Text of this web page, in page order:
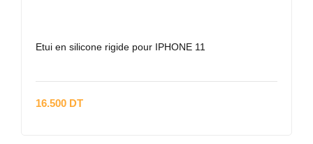
Etui en silicone rigide pour IPHONE 11
16.500 DT